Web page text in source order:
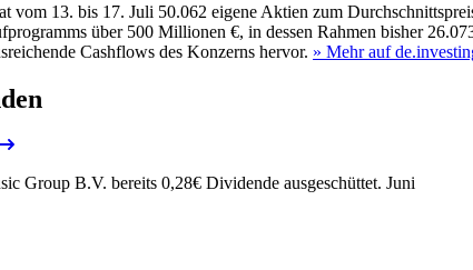
vom 13. bis 17. Juli 50.062 eigene Aktien zum
über 500 Millionen €, in dessen Rahmen bisher
Cashflows des Konzerns hervor. » Mehr auf
Group B.V. bereits 0,28€ Dividende ausgeschüttet. Juni